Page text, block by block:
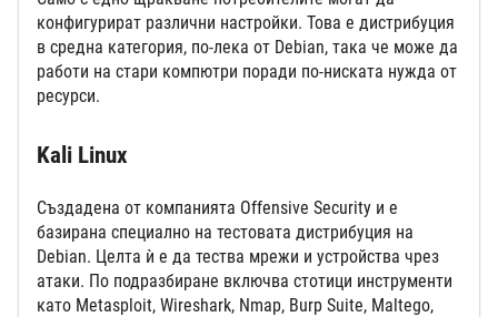
конфигурират различни настройки. Това е дистрибуция
в средна категория, по-лека от Debian, така че може да
работи на стари компютри поради по-ниската нужда от
ресурси.
Kali Linux
Създадена от компанията Offensive Security и е
базирана специално на тестовата дистрибуция на
Debian. Целта ѝ е да тества мрежи и устройства чрез
атаки. По подразбиране включва стотици инструменти
като Metasploit, Wireshark, Nmap, Burp Suite, Maltego,